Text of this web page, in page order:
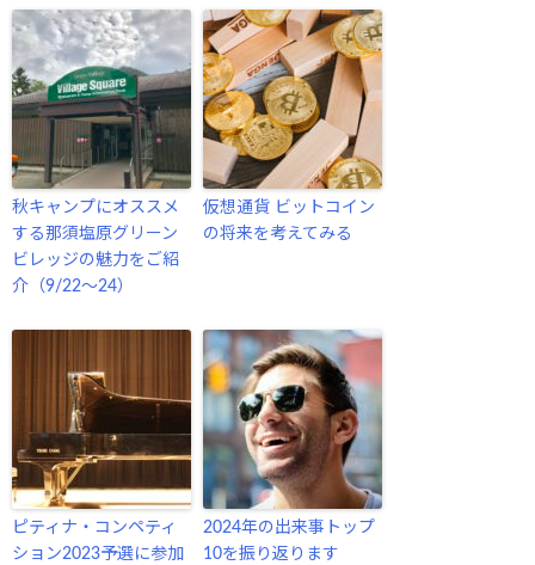
秋キャンプにオススメ
する那須塩原グリーン
ビレッジの魅力をご紹
介（9/22〜24）
仮想通貨 ビットコイン
の将来を考えてみる
ピティナ・コンペティ
ション2023予選に参加
2024年の出来事トップ
10を振り返ります